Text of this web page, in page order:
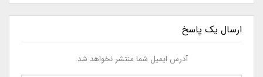
ارسال یک پاسخ
آدرس ایمیل شما منتشر نخواهد شد.